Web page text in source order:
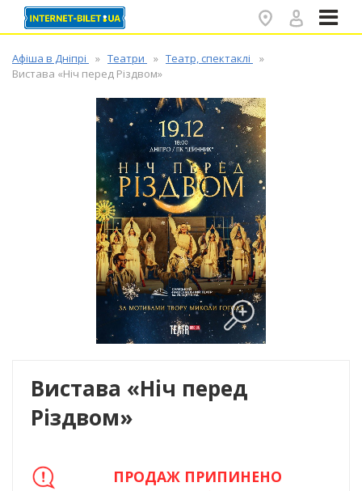
Афіша в Дніпрі Театри
Театр, спектаклі
Вистава «Ніч перед Різдвом»
Вистава «Ніч перед
Різдвом»
ПРОДАЖ ПРИПИНЕНО